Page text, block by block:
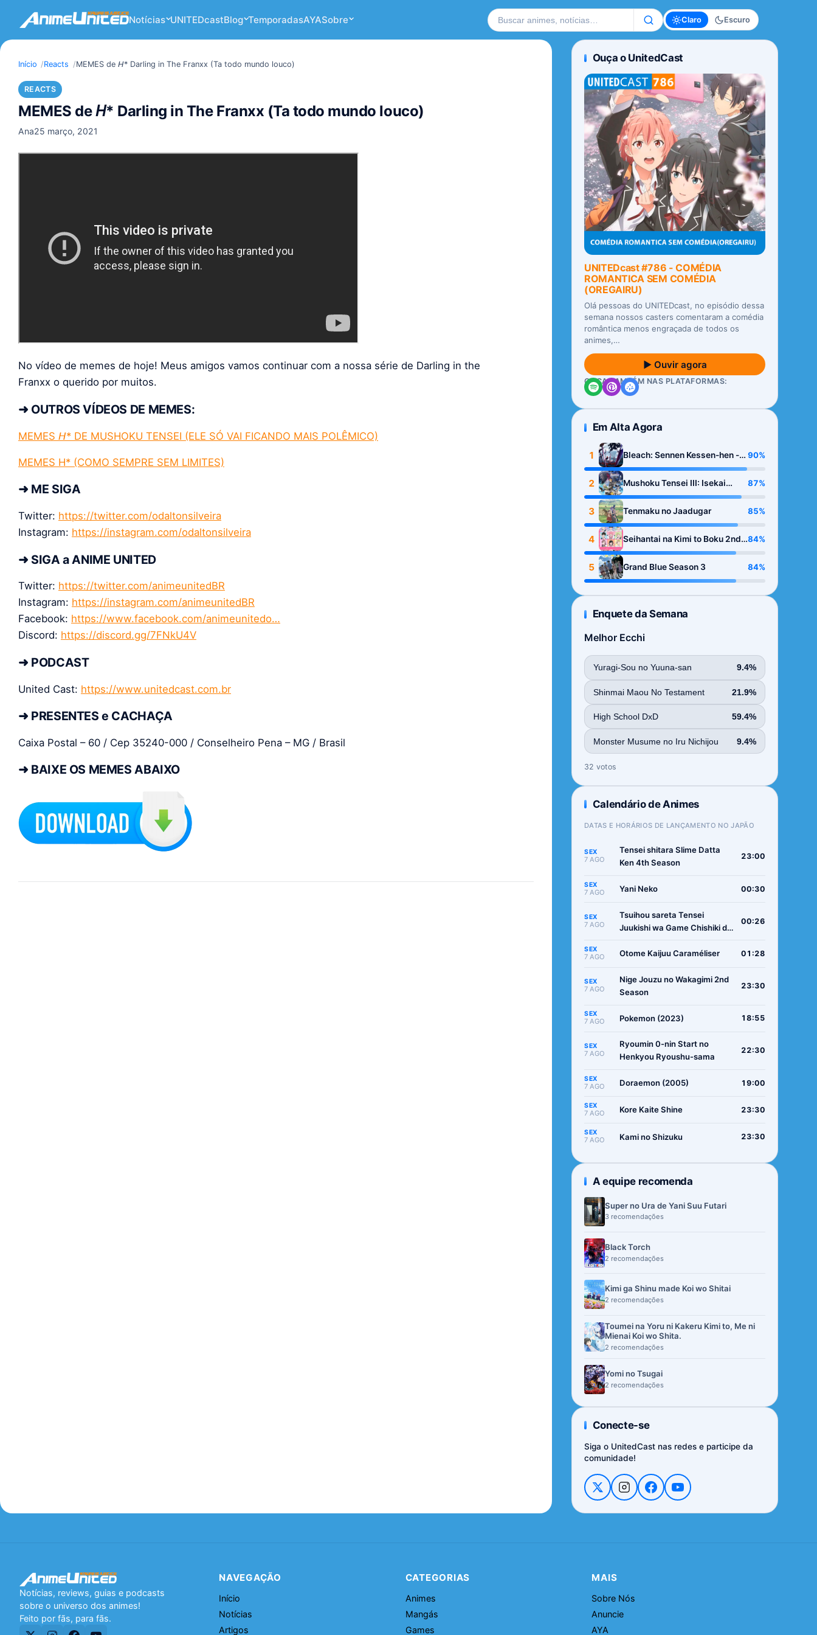
Notícias UNITEDcastBlog TemporadasAYASobre Buscar no site Claro Escuro
Início Reacts MEMES de 𝘏* Darling in The Franxx (Ta todo mundo louco)
REACTS
MEMES de 𝘏* Darling in The Franxx (Ta todo mundo louco)
Ana25 março, 2021
No vídeo de memes de hoje! Meus amigos vamos continuar com a nossa série de Darling in the
Franxx o querido por muitos.
➜ OUTROS VÍDEOS DE MEMES:
MEMES 𝘏* DE MUSHOKU TENSEI (ELE SÓ VAI FICANDO MAIS POLÊMICO)
MEMES H* (COMO SEMPRE SEM LIMITES)
➜ ME SIGA
Twitter: https://twitter.com/odaltonsilveira
Instagram: https://instagram.com/odaltonsilveira
➜ SIGA a ANIME UNITED
Twitter: https://twitter.com/animeunitedBR
Instagram: https://instagram.com/animeunitedBR
Facebook: https://www.facebook.com/animeunitedo…
Discord: https://discord.gg/7FNkU4V
➜ PODCAST
United Cast: https://www.unitedcast.com.br
➜ PRESENTES e CACHAÇA
Caixa Postal – 60 / Cep 35240-000 / Conselheiro Pena – MG / Brasil
➜ BAIXE OS MEMES ABAIXO
Ouça o UnitedCast
UNITEDcast #786 - COMÉDIA
ROMANTICA SEM COMÉDIA
(OREGAIRU)
Olá pessoas do UNITEDcast, no episódio dessa
semana nossos casters comentaram a comédia
romântica menos engraçada de todos os
animes,…
▶ Ouvir agora
OUÇA TAMBÉM NAS PLATAFORMAS:
Em Alta Agora
1
Bleach: Sennen Kessen-hen -
Kashin-tan
90%
2
Mushoku Tensei III: Isekai
Ittara Honki Dasu
87%
3 Tenmaku no Jaadugar 85%
4
Seihantai na Kimi to Boku 2nd
Season
84%
5 Grand Blue Season 3 84%
Enquete da Semana
Melhor Ecchi
Yuragi-Sou no Yuuna-san 9.4%
Shinmai Maou No Testament 21.9%
High School DxD 59.4%
Monster Musume no Iru Nichijou 9.4%
32 votos
Calendário de Animes
DATAS E HORÁRIOS DE LANÇAMENTO NO JAPÃO
SEX
7 AGO
Tensei shitara Slime Datta
Ken 4th Season
23:00
SEX
7 AGO Yani Neko 00:30
SEX
7 AGO
Tsuihou sareta Tensei
Juukishi wa Game Chishiki de
00:26
SEX
7 AGO Otome Kaijuu Caraméliser 01:28
SEX
7 AGO
Nige Jouzu no Wakagimi 2nd
Season
23:30
SEX
7 AGO Pokemon (2023) 18:55
SEX
7 AGO
Ryoumin 0-nin Start no
Henkyou Ryoushu-sama
22:30
SEX
7 AGO Doraemon (2005) 19:00
SEX
7 AGO Kore Kaite Shine 23:30
SEX
7 AGO Kami no Shizuku 23:30
A equipe recomenda
Super no Ura de Yani Suu Futari
3 recomendações
Black Torch
2 recomendações
Kimi ga Shinu made Koi wo Shitai
2 recomendações
Toumei na Yoru ni Kakeru Kimi to, Me ni
Mienai Koi wo Shita.
2 recomendações
Yomi no Tsugai
2 recomendações
Conecte-se
Siga o UnitedCast nas redes e participe da
comunidade!
Notícias, reviews, guias e podcasts
sobre o universo dos animes!
Feito por fãs, para fãs.
NAVEGAÇÃO
Início
Notícias
Artigos
CATEGORIAS
Animes
Mangás
Games
MAIS
Sobre Nós
Anuncie
AYA